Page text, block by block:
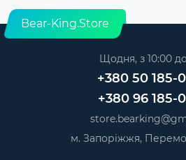
Bear-King.Store
Щодня, з 10:00
+380 50 185-
+380 96 185-
м. Запоріжжя,